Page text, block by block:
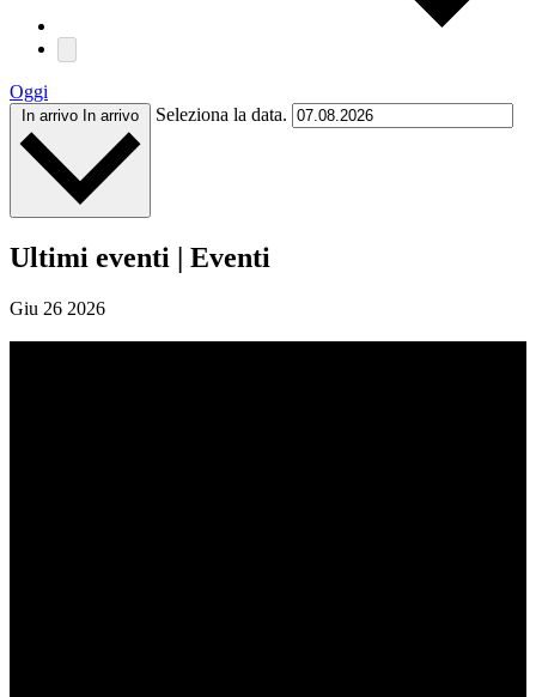
Oggi
In arrivo In arrivo Seleziona la data.
Ultimi eventi | Eventi
Giu 26 2026